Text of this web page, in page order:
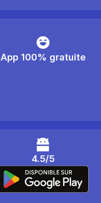
App 100% gratuite
4.5/5